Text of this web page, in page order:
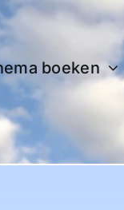
boeken